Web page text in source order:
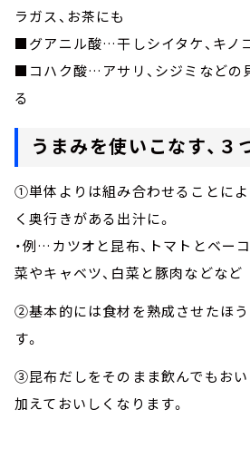
ラガス、お茶にも
■グアニル酸…干しシイタケ、キノ
■コハク酸…アサリ、シジミなどの
る
うまみを使いこなす、３
①単体よりは組み合わせることによ
く奥行きがある出汁に。
・例…カツオと昆布、トマトとベー
菜やキャベツ、白菜と豚肉などなど
②基本的には食材を熟成させたほ
す。
③昆布だしをそのまま飲んでもおい
加えておいしくなります。